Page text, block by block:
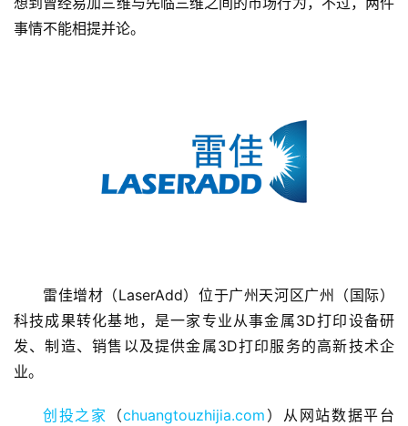
融
资
事情不能相提并论。
雷佳增材（LaserAdd）位于广州天河区广州（国际）
科技成果转化基地，是一家专业从事金属3D打印设备研
发、制造、销售以及提供金属3D打印服务的高新技术企
业。
创投之家 （chuangtouzhijia.com ）从网站数据平台